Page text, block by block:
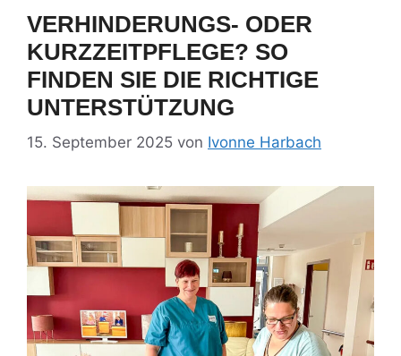
VERHINDERUNGS- ODER
KURZZEITPFLEGE? SO
FINDEN SIE DIE RICHTIGE
UNTERSTÜTZUNG
15. September 2025 von Ivonne Harbach